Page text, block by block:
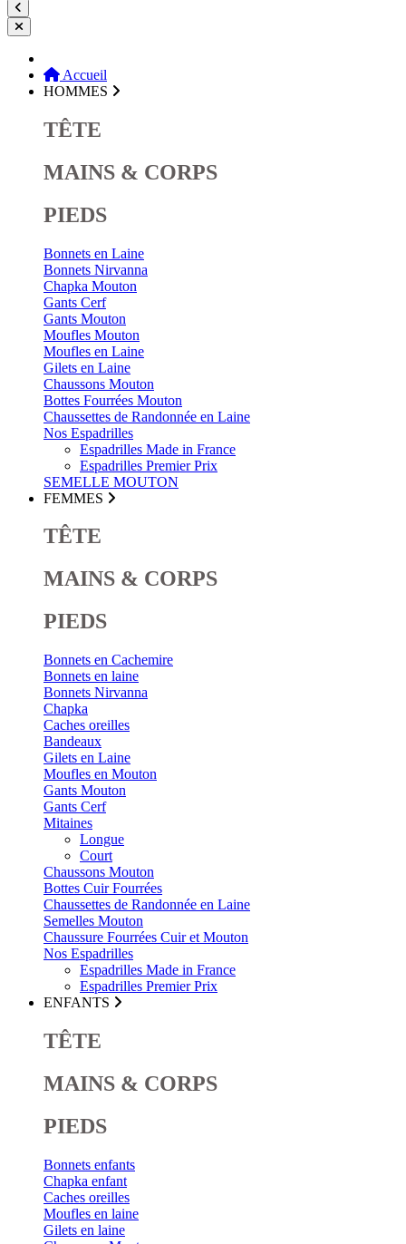
Accueil
HOMMES
TÊTE
MAINS & CORPS
PIEDS
Bonnets en Laine
Bonnets Nirvanna
Chapka Mouton
Gants Cerf
Gants Mouton
Moufles Mouton
Moufles en Laine
Gilets en Laine
Chaussons Mouton
Bottes Fourrées Mouton
Chaussettes de Randonnée en Laine
Nos Espadrilles
Espadrilles Made in France
Espadrilles Premier Prix
SEMELLE MOUTON
FEMMES
TÊTE
MAINS & CORPS
PIEDS
Bonnets en Cachemire
Bonnets en laine
Bonnets Nirvanna
Chapka
Caches oreilles
Bandeaux
Gilets en Laine
Moufles en Mouton
Gants Mouton
Gants Cerf
Mitaines
Longue
Court
Chaussons Mouton
Bottes Cuir Fourrées
Chaussettes de Randonnée en Laine
Semelles Mouton
Chaussure Fourrées Cuir et Mouton
Nos Espadrilles
Espadrilles Made in France
Espadrilles Premier Prix
ENFANTS
TÊTE
MAINS & CORPS
PIEDS
Bonnets enfants
Chapka enfant
Caches oreilles
Moufles en laine
Gilets en laine